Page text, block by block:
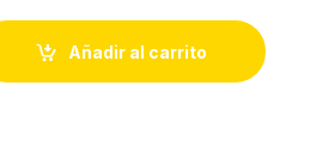
SMART NX quantity
Añadir al carrito